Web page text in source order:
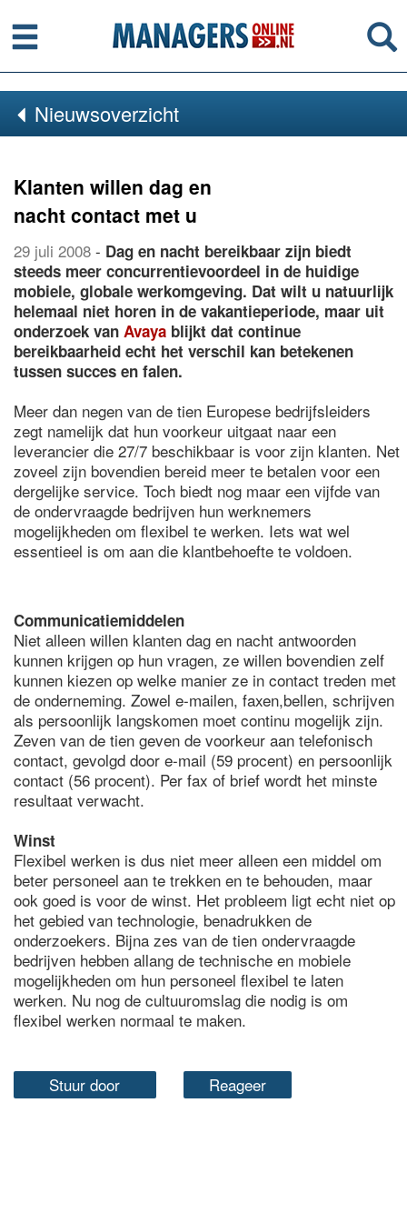
Menu
Nieuwsoverzicht
Klanten willen dag en
nacht contact met u
29 juli 2008 - Dag en nacht bereikbaar zijn biedt
steeds meer concurrentievoordeel in de huidige
mobiele, globale werkomgeving. Dat wilt u natuurlijk
helemaal niet horen in de vakantieperiode, maar uit
onderzoek van Avaya blijkt dat continue
bereikbaarheid echt het verschil kan betekenen
tussen succes en falen.
Meer dan negen van de tien Europese bedrijfsleiders
zegt namelijk dat hun voorkeur uitgaat naar een
leverancier die 27/7 beschikbaar is voor zijn klanten. Net
zoveel zijn bovendien bereid meer te betalen voor een
dergelijke service. Toch biedt nog maar een vijfde van
de ondervraagde bedrijven hun werknemers
mogelijkheden om flexibel te werken. Iets wat wel
essentieel is om aan die klantbehoefte te voldoen.
Communicatiemiddelen
Niet alleen willen klanten dag en nacht antwoorden
kunnen krijgen op hun vragen, ze willen bovendien zelf
kunnen kiezen op welke manier ze in contact treden met
de onderneming. Zowel e-mailen, faxen,bellen, schrijven
als persoonlijk langskomen moet continu mogelijk zijn.
Zeven van de tien geven de voorkeur aan telefonisch
contact, gevolgd door e-mail (59 procent) en persoonlijk
contact (56 procent). Per fax of brief wordt het minste
resultaat verwacht.
Winst
Flexibel werken is dus niet meer alleen een middel om
beter personeel aan te trekken en te behouden, maar
ook goed is voor de winst. Het probleem ligt echt niet op
het gebied van technologie, benadrukken de
onderzoekers. Bijna zes van de tien ondervraagde
bedrijven hebben allang de technische en mobiele
mogelijkheden om hun personeel flexibel te laten
werken. Nu nog de cultuuromslag die nodig is om
flexibel werken normaal te maken.
Stuur door Reageer